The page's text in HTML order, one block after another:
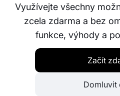
Využívejte všechny
zcela zdarma a bez
funkce, výhody a
Začít
Domluvit